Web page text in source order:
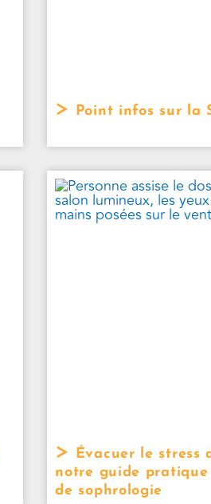
Point infos sur la
Évacuer le stress
notre guide pratique
de sophrologie